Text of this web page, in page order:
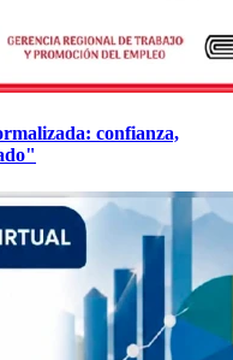
confianza,